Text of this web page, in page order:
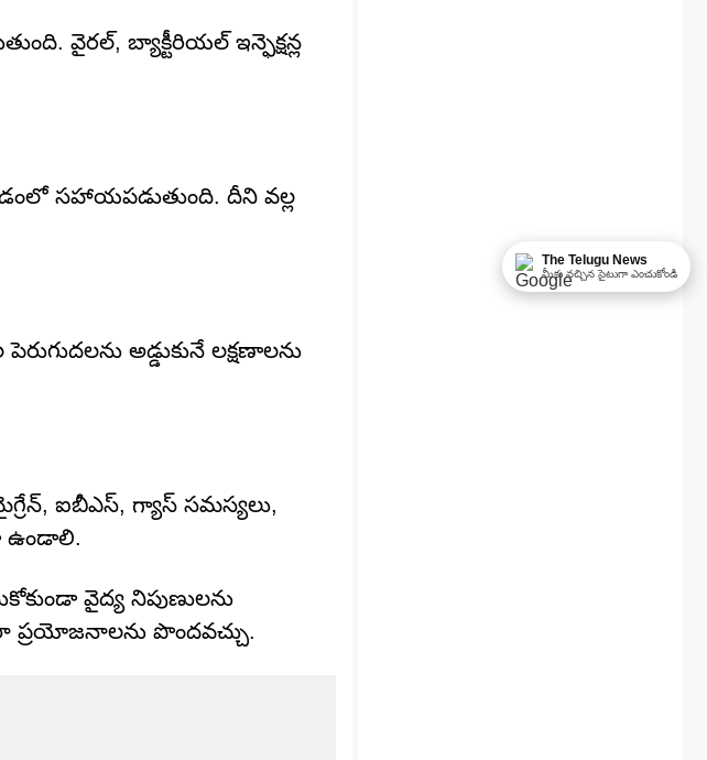
వైరల్, బ్యాక్టీరియల్ ఇన్ఫెక్షన్ల
సహాయపడుతుంది. దీని వల్ల
అడ్డుకునే లక్షణాలను
ఐబీఎస్, గ్యాస్ సమస్యలు,
ఉండాలి.
వైద్య నిపుణులను
ప్రయోజనాలను పొందవచ్చు.
The Telugu News
మీకు నచ్చిన సైటుగా ఎంచుకోండి